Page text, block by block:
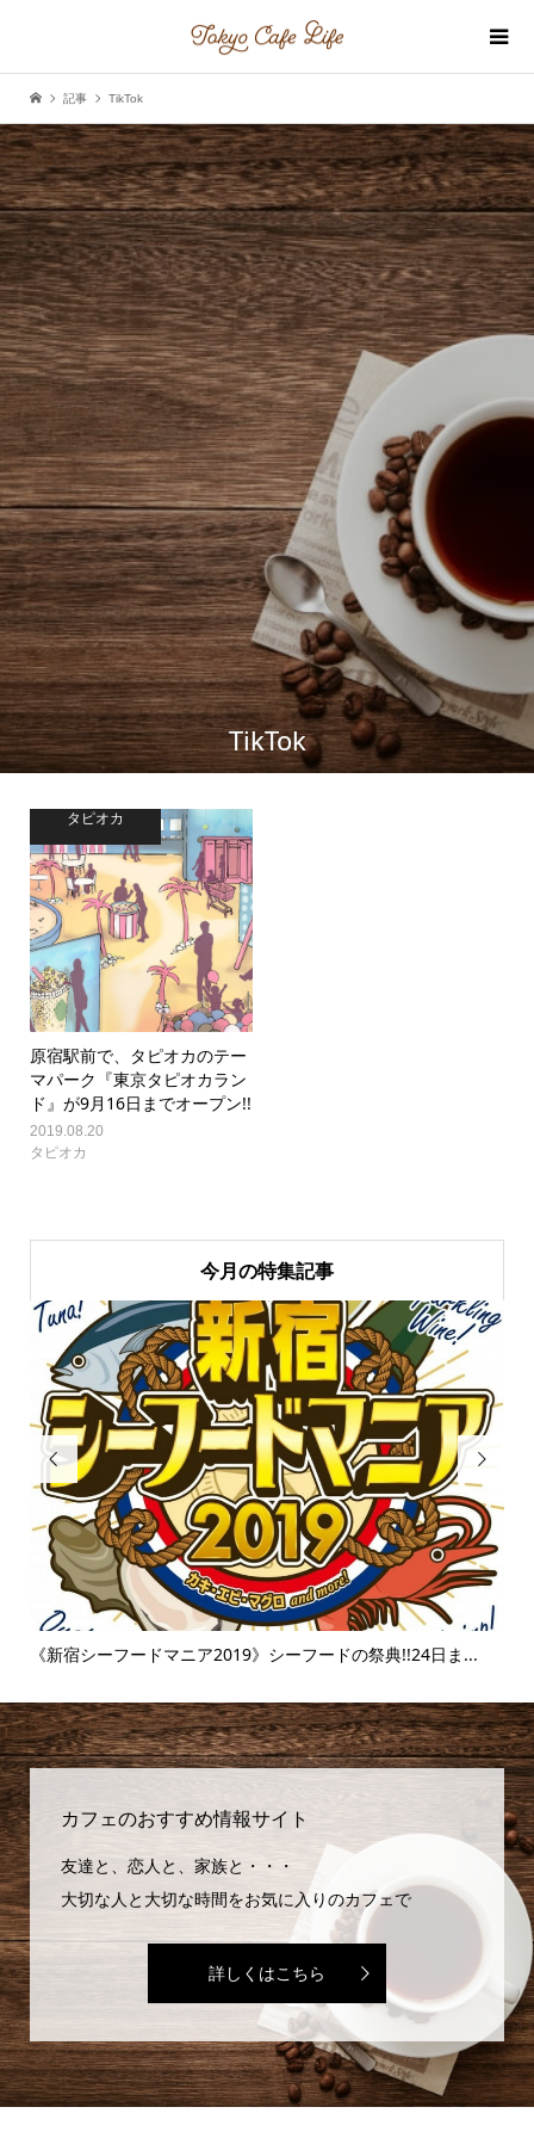
記事 TikTok
TikTok
タピオカ
原宿駅前で、タピオカのテー
マパーク『東京タピオカラン
ド』が9月16日までオープン!!
2019.08.20
タピオカ
今月の特集記事

《新宿シーフードマニア2019》シーフードの祭典!!24日ま...

カフェのおすすめ情報サイト
友達と、恋人と、家族と・・・
大切な人と大切な時間をお気に入りのカフェで
詳しくはこちら